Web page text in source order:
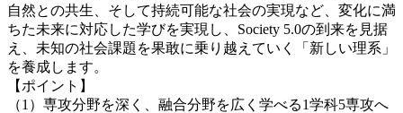
自然との共生、そして持続可能な社会の実現など、変化に満
ちた未来に対応した学びを実現し、Society 5.0の到来を見据
え、未知の社会課題を果敢に乗り越えていく「新しい理系」
を養成します。
【ポイント】
（1）専攻分野を深く、融合分野を広く学べる1学科5専攻へ